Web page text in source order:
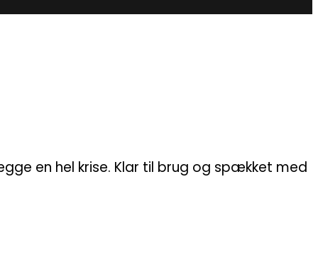
en hel krise. Klar til brug og spækket med